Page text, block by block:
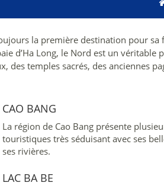
la première destination pour
d’Ha Long, le Nord est un
des temples sacrés, des anciennes
CAO BANG
La région de Cao Bang présente
touristiques très séduisant avec ses
ses rivières.
LAC BA BE